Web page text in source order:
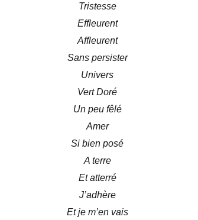
Tristesse
Effleurent
Affleurent
Sans persister
Univers
Vert Doré
Un peu fêlé
Amer
Si bien posé
A terre
Et atterré
J’adhère
Et je m’en vais